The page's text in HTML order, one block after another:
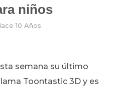
niños
10 Años
semana su último
Toontastic 3D y es